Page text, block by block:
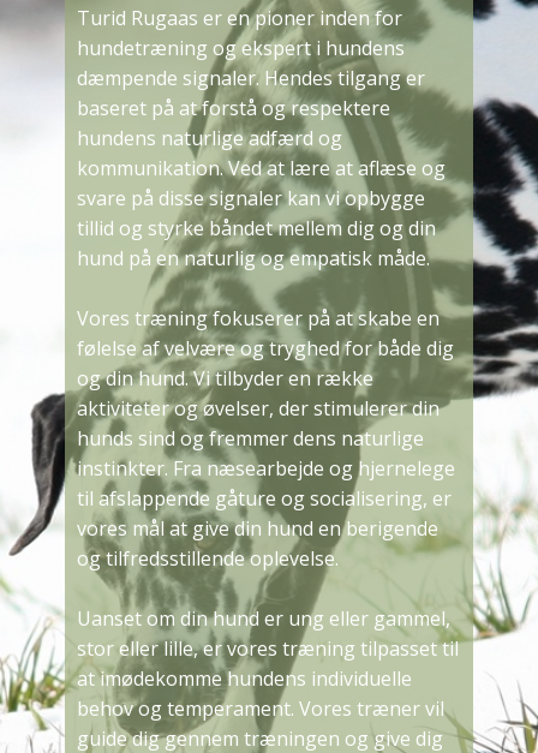
Turid Rugaas er en pioner inden for
hundetræning og ekspert i hundens
dæmpende signaler. Hendes tilgang er
baseret på at forstå og respektere
hundens naturlige adfærd og
kommunikation. Ved at lære at aflæse og
svare på disse signaler kan vi opbygge
tillid og styrke båndet mellem dig og din
hund på en naturlig og empatisk måde.
Vores træning fokuserer på at skabe en
følelse af velvære og tryghed for både dig
og din hund. Vi tilbyder en række
aktiviteter og øvelser, der stimulerer din
hunds sind og fremmer dens naturlige
instinkter. Fra næsearbejde og hjernelege
til afslappende gåture og socialisering, er
vores mål at give din hund en berigende
og tilfredsstillende oplevelse.
Uanset om din hund er ung eller gammel,
stor eller lille, er vores træning tilpasset til
at imødekomme hundens individuelle
behov og temperament. Vores træner vil
guide dig gennem træningen og give dig